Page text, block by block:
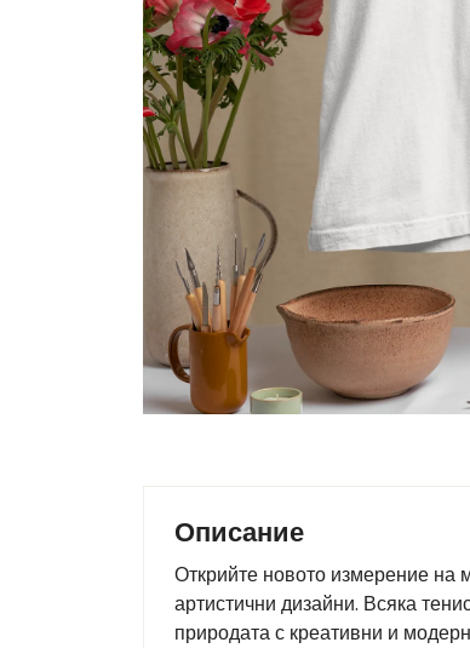
Описание
Открийте новото измерение на
артистични дизайни. Всяка
природата с креативни и